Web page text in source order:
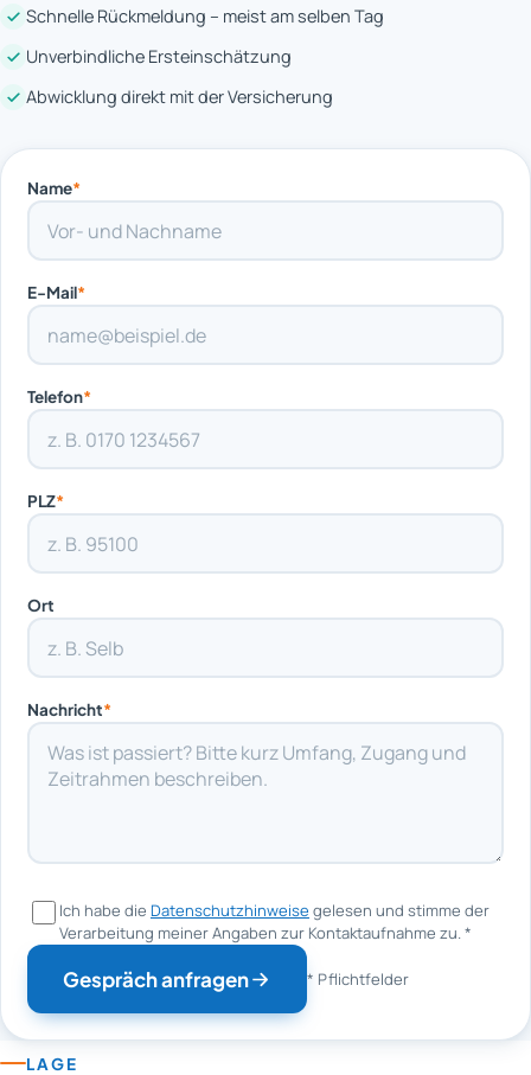
Schnelle Rückmeldung – meist am selben Tag
Unverbindliche Ersteinschätzung
Abwicklung direkt mit der Versicherung
Name*
E-Mail*
Telefon*
PLZ*
Ort
Nachricht*
Ich habe die Datenschutzhinweise gelesen und stimme der
Verarbeitung meiner Angaben zur Kontaktaufnahme zu.*
Gespräch anfragen * Pflichtfelder
LAGE